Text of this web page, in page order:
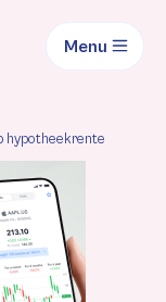
Menu
hypotheekrente